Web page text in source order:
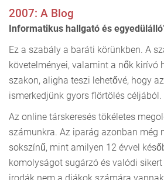
2007: A Blog
Informatikus hallgató és
Ez a szabály a baráti körünkben. A
követelményei, valamint a nők kirívó
szakon, aligha teszi lehetővé, hogy
ismerkedjünk gyors flörtölés céljából.
Az online társkeresés tökéletes
számunkra. Az iparág azonban még
sokszínű, mint amilyen 12 évvel
komolyságot sugárzó és valódi